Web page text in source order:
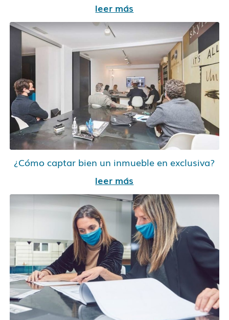
leer más
¿Cómo captar bien un inmueble en exclusiva?
leer más